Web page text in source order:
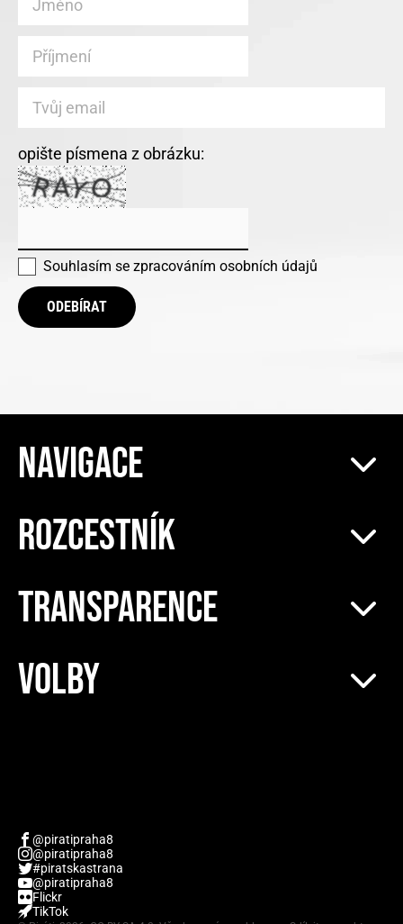
opište písmena z obrázku:
Souhlasím se zpracováním osobních údajů
ODEBÍRAT
NAVIGACE
ROZCESTNÍK
TRANSPARENCE
VOLBY
@piratipraha8
@piratipraha8
#piratskastrana
@piratipraha8
Flickr
TikTok